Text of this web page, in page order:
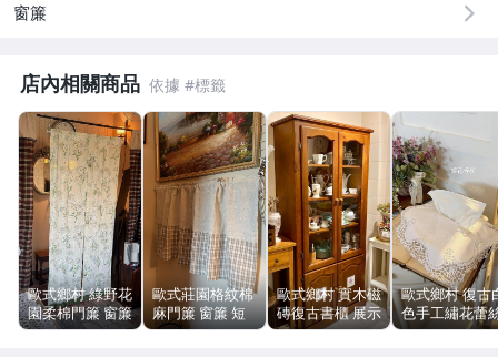
窗簾
店內相關商品
歐式鄉村 綠野花
園柔棉門簾 窗簾
客廳窗簾 房間門
歐式莊園格紋棉
麻門簾 窗簾 短
簾 房間門簾 客
歐式鄉村 實木磁
磚復古書櫃 展示
櫃 玻璃櫃 置物
歐式鄉村 復古
色手工繡花蕾
面紙套 衛生紙